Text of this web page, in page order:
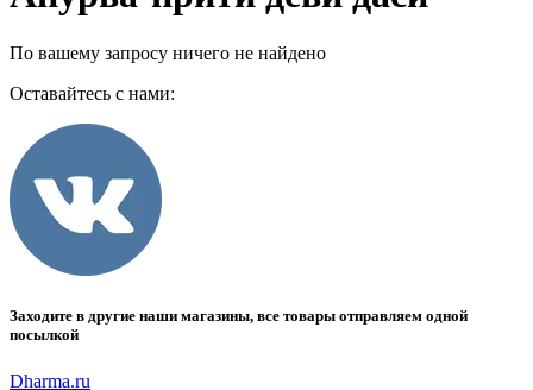
По вашему запросу ничего не найдено
Оставайтесь с нами:
Заходите в другие наши магазины, все товары отправляем одной
посылкой
Dharma.ru